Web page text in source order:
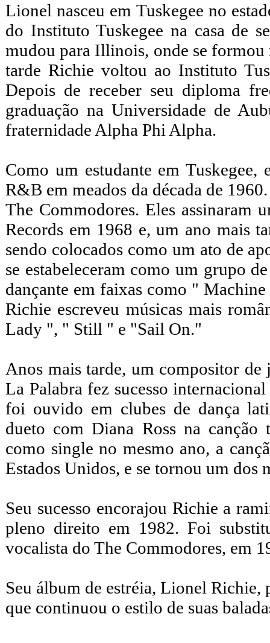
Lionel nasceu em Tuskegee no
do Instituto Tuskegee na casa de
mudou para Illinois, onde se
tarde Richie voltou ao Instituto
Depois de receber seu diploma
graduação na Universidade de
fraternidade Alpha Phi Alpha.
Como um estudante em
R&B em meados da década de
The Commodores. Eles assinaram
Records em 1968 e, um ano mais
sendo colocados como um ato de
se estabeleceram como um grupo
dançante em faixas como "
Richie escreveu músicas mais
Lady ", " Still " e "Sail On."
Anos mais tarde, um compositor
La Palabra fez sucesso
foi ouvido em clubes de dança
dueto com Diana Ross na
como single no mesmo ano, a
Estados Unidos, e se tornou um dos
Seu sucesso encorajou Richie a
pleno direito em 1982. Foi
vocalista do The Commodores, em
Seu álbum de estréia, Lionel
que continuou o estilo de suas